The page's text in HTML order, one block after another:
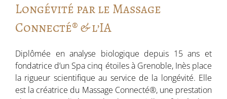
Longévité par le Massage
Connecté® & l’IA
Diplômée en analyse biologique depuis 15 ans et
fondatrice d’un Spa cinq étoiles à Grenoble, Inès place
la rigueur scientifique au service de la longévité. Elle
est la créatrice du Massage Connecté®, une prestation